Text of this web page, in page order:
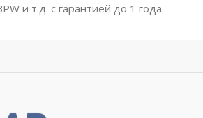
и т.д. с гарантией до 1 года.